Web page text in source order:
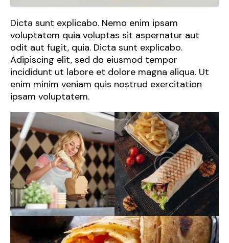
Dicta sunt explicabo. Nemo enim ipsam
voluptatem quia voluptas sit aspernatur aut
odit aut fugit, quia. Dicta sunt explicabo.
Adipiscing elit, sed do eiusmod tempor
incididunt ut labore et dolore magna aliqua. Ut
enim minim veniam quis nostrud exercitation
ipsam voluptatem.